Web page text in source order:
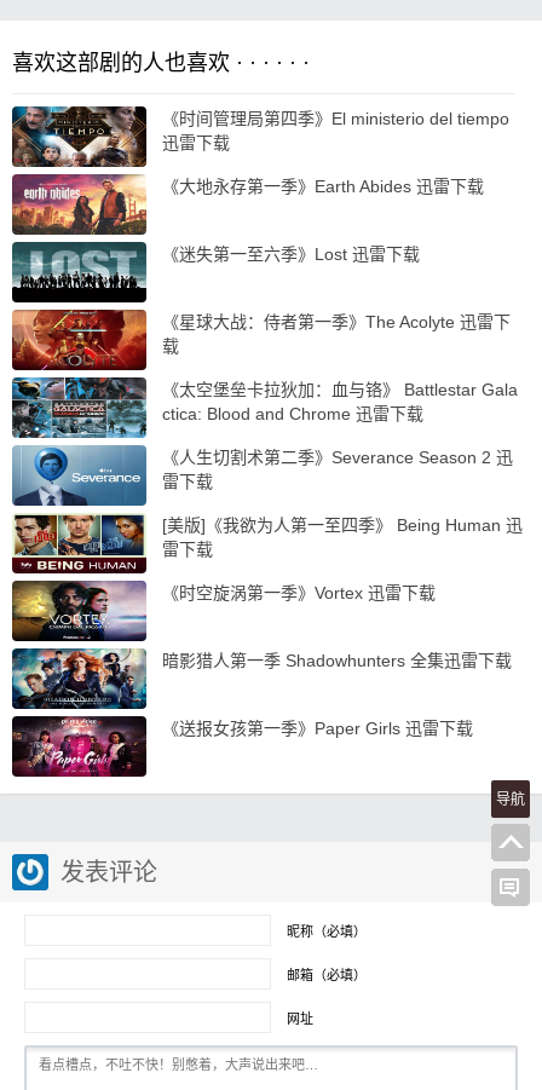
喜欢这部剧的人也喜欢 · · · · · ·
《时间管理局第四季》El ministerio del tiempo
迅雷下载
《大地永存第一季》Earth Abides 迅雷下载
《迷失第一至六季》Lost 迅雷下载
《星球大战：侍者第一季》The Acolyte 迅雷下
载
《太空堡垒卡拉狄加：血与铬》 Battlestar Gala
ctica: Blood and Chrome 迅雷下载
《人生切割术第二季》Severance Season 2 迅
雷下载
[美版]《我欲为人第一至四季》 Being Human 迅
雷下载
《时空旋涡第一季》Vortex 迅雷下载
暗影猎人第一季 Shadowhunters 全集迅雷下载
《送报女孩第一季》Paper Girls 迅雷下载
发表评论
昵称（必填）
邮箱（必填）
网址
导航